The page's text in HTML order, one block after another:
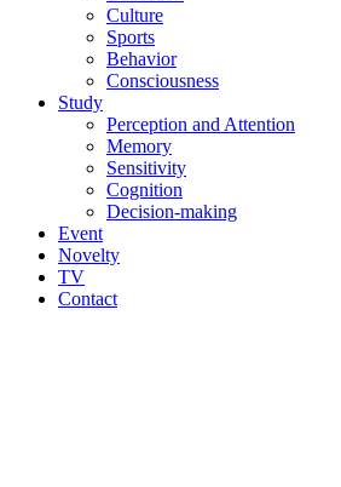
Culture
Sports
Behavior
Consciousness
Study
Perception and Attention
Memory
Sensitivity
Cognition
Decision-making
Event
Novelty
TV
Contact